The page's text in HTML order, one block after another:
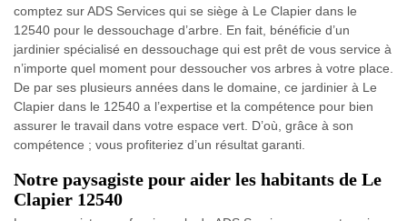
comptez sur ADS Services qui se siège à Le Clapier dans le
12540 pour le dessouchage d’arbre. En fait, bénéficie d’un
jardinier spécialisé en dessouchage qui est prêt de vous service à
n’importe quel moment pour dessoucher vos arbres à votre place.
De par ses plusieurs années dans le domaine, ce jardinier à Le
Clapier dans le 12540 a l’expertise et la compétence pour bien
assurer le travail dans votre espace vert. D’où, grâce à son
compétence ; vous profiteriez d’un résultat garanti.
Notre paysagiste pour aider les habitants de Le
Clapier 12540